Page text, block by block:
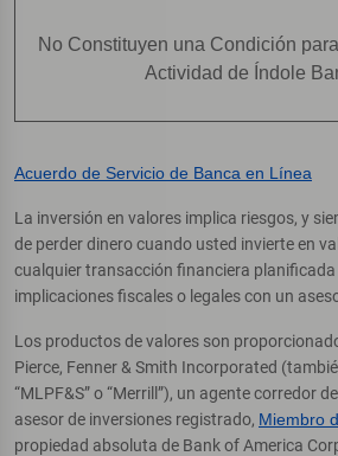
No Constituyen una Condición
Actividad de Índole
Acuerdo de Servicio de Banca en Línea
La inversión en valores implica riesgos, y
de perder dinero cuando usted invierte en
cualquier transacción financiera planificada
implicaciones fiscales o legales con un
Los productos de valores son
Pierce, Fenner & Smith Incorporated
“MLPF&S” o “Merrill”), un agente corredor
asesor de inversiones registrado, Miembro
propiedad absoluta de Bank of America